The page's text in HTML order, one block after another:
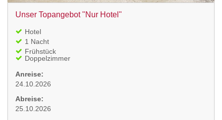
Unser Topangebot "Nur Hotel"
Hotel
1 Nacht
Frühstück
Doppelzimmer
Anreise:
24.10.2026
Abreise:
25.10.2026